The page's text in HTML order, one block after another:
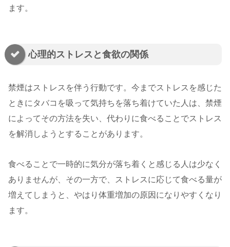
ます。
心理的ストレスと食欲の関係
禁煙はストレスを伴う行動です。今までストレスを感じた
ときにタバコを吸って気持ちを落ち着けていた人は、禁煙
によってその方法を失い、代わりに食べることでストレス
を解消しようとすることがあります。
食べることで一時的に気分が落ち着くと感じる人は少なく
ありませんが、その一方で、ストレスに応じて食べる量が
増えてしまうと、やはり体重増加の原因になりやすくなり
ます。